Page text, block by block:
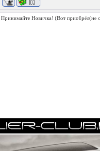
Принимайте Новичка! (Вот приобрёл(не